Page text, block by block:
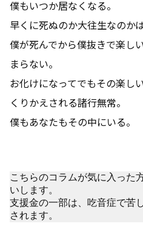
僕もいつか居なくなる。
早くに死ぬのか大往生なのか
僕が死んでから僕抜きで楽し
まらない。
お化けになってでもその楽し
くりかえされる諸行無常。
僕もあなたもその中にいる。
こちらのコラムが気に入った
いします。
支援金の一部は、吃音症で苦
されます。